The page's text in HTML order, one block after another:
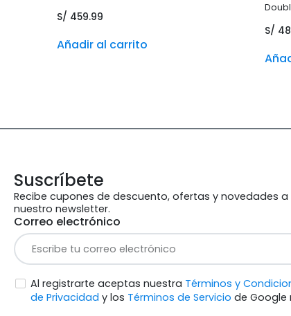
placer ilimitado.
S/ 459.99
Añadir al carrito
S/
Suscríbete
Recibe cupones de descuento, ofertas y novedades
nuestro newsletter.
Correo electrónico
Al registrarte aceptas nuestra Términos y
de Privacidad y los Términos de Servicio de Google